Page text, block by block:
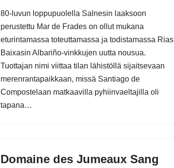
80-luvun loppupuolella Salnesin laaksoon
perustettu Mar de Frades on ollut mukana
eturintamassa toteuttamassa ja todistamassa Rias
Baixasin Albariño-vinkkujen uutta nousua.
Tuottajan nimi viittaa tilan lähistöllä sijaitsevaan
merenrantapaikkaan, missä Santiago de
Compostelaan matkaavilla pyhiinvaeltajilla oli
tapana…
Domaine des Jumeaux Sang